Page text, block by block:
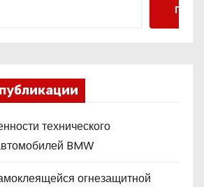
Поиск
технического
BMW
огнезащитной